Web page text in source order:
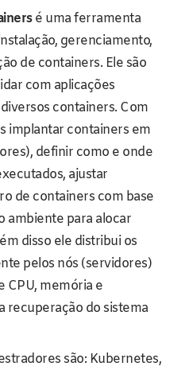
é uma ferramenta
gerenciamento,
de containers. Ele são
com aplicações
containers. Com
implantar containers em
definir como e onde
ajustar
de containers com base
ambiente para alocar
disso ele distribui os
pelos nós (servidores)
CPU, memória e
recuperação do sistema
são: Kubernetes,